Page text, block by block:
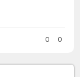
0 0